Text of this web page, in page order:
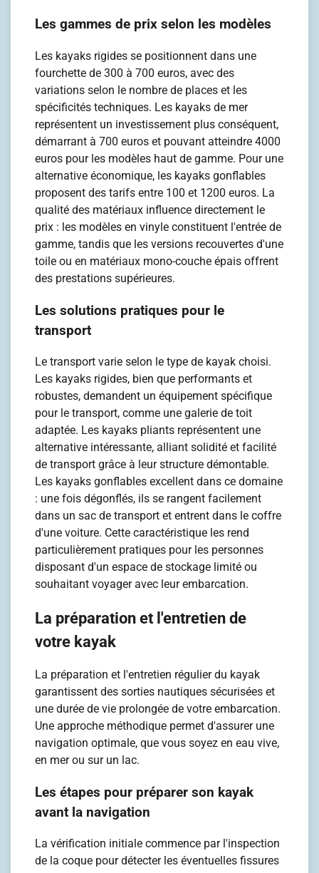
Les gammes de prix selon les modèles
Les kayaks rigides se positionnent dans une
fourchette de 300 à 700 euros, avec des
variations selon le nombre de places et les
spécificités techniques. Les kayaks de mer
représentent un investissement plus conséquent,
démarrant à 700 euros et pouvant atteindre 4000
euros pour les modèles haut de gamme. Pour une
alternative économique, les kayaks gonflables
proposent des tarifs entre 100 et 1200 euros. La
qualité des matériaux influence directement le
prix : les modèles en vinyle constituent l'entrée de
gamme, tandis que les versions recouvertes d'une
toile ou en matériaux mono-couche épais offrent
des prestations supérieures.
Les solutions pratiques pour le
transport
Le transport varie selon le type de kayak choisi.
Les kayaks rigides, bien que performants et
robustes, demandent un équipement spécifique
pour le transport, comme une galerie de toit
adaptée. Les kayaks pliants représentent une
alternative intéressante, alliant solidité et facilité
de transport grâce à leur structure démontable.
Les kayaks gonflables excellent dans ce domaine
: une fois dégonflés, ils se rangent facilement
dans un sac de transport et entrent dans le coffre
d'une voiture. Cette caractéristique les rend
particulièrement pratiques pour les personnes
disposant d'un espace de stockage limité ou
souhaitant voyager avec leur embarcation.
La préparation et l'entretien de
votre kayak
La préparation et l'entretien régulier du kayak
garantissent des sorties nautiques sécurisées et
une durée de vie prolongée de votre embarcation.
Une approche méthodique permet d'assurer une
navigation optimale, que vous soyez en eau vive,
en mer ou sur un lac.
Les étapes pour préparer son kayak
avant la navigation
La vérification initiale commence par l'inspection
de la coque pour détecter les éventuelles fissures